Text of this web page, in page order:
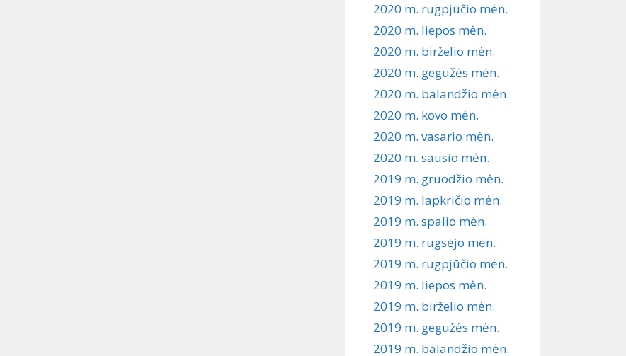
2020 m. rugpjūčio mėn.
2020 m. liepos mėn.
2020 m. birželio mėn.
2020 m. gegužės mėn.
2020 m. balandžio mėn.
2020 m. kovo mėn.
2020 m. vasario mėn.
2020 m. sausio mėn.
2019 m. gruodžio mėn.
2019 m. lapkričio mėn.
2019 m. spalio mėn.
2019 m. rugsėjo mėn.
2019 m. rugpjūčio mėn.
2019 m. liepos mėn.
2019 m. birželio mėn.
2019 m. gegužės mėn.
2019 m. balandžio mėn.